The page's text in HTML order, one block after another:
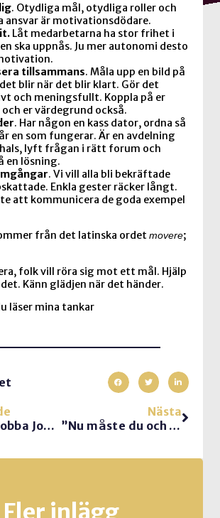
. Otydliga mål, otydliga roller och
ansvar är motivationsdödare.
Låt medarbetarna ha stor frihet i
ska uppnås. Ju mer autonomi desto
tillsammans. Måla upp en bild på
blir när det blir klart. Gör det
och meningsfullt. Koppla på er
er värdegrund också.
. Har någon en kass dator, ordna så
en som fungerar. Är en avdelning
lyft frågan i rätt forum och
en lösning.
. Vi vill alla bli bekräftade
Enkla gester räcker långt.
att kommunicera de goda exempel
från det latinska ordet movere;
folk vill röra sig mot ett mål. Hjälp
Känn glädjen när det händer.
läser mina tankar
Podden ”Jobba Jobba Jobba”
Nästa
”Nu måste du och jag kommunicera med varandra!”
Fler inlägg